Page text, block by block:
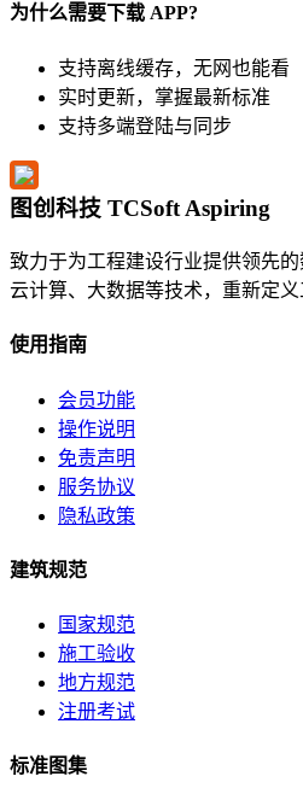
为什么需要下载 APP?
支持离线缓存，无网也能看
实时更新，掌握最新标准
支持多端登陆与同步
图创科技 TCSoft Aspiring
致力于为工程建设行业提供领先
云计算、大数据等技术，重新定义
使用指南
会员功能
操作说明
免责声明
服务协议
隐私政策
建筑规范
国家规范
施工验收
地方规范
注册考试
标准图集